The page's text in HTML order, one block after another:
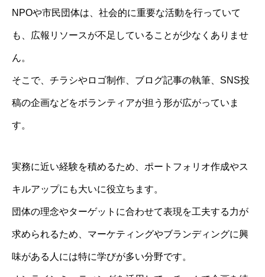
NPOや市民団体は、社会的に重要な活動を行っていて
も、広報リソースが不足していることが少なくありませ
ん。
そこで、チラシやロゴ制作、ブログ記事の執筆、SNS投
稿の企画などをボランティアが担う形が広がっていま
す。
実務に近い経験を積めるため、ポートフォリオ作成やス
キルアップにも大いに役立ちます。
団体の理念やターゲットに合わせて表現を工夫する力が
求められるため、マーケティングやブランディングに興
味がある人には特に学びが多い分野です。